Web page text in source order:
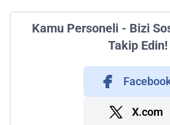
Kamu Personeli - Bizi
Takip Edin!
X.com